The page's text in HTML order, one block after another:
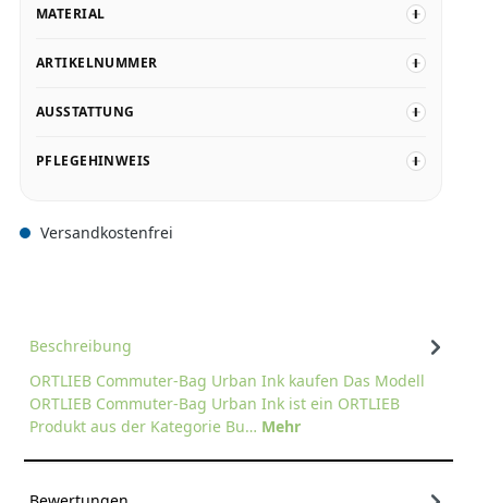
MATERIAL
ARTIKELNUMMER
AUSSTATTUNG
PFLEGEHINWEIS
Versandkostenfrei
Beschreibung
ORTLIEB Commuter-Bag Urban Ink kaufen Das Modell
ORTLIEB Commuter-Bag Urban Ink ist ein ORTLIEB
Produkt aus der Kategorie Bu… Mehr